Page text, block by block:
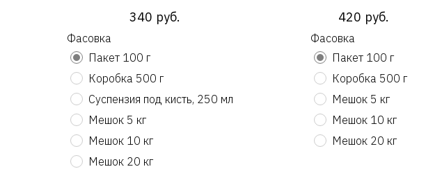
1100 «Железный крош»
340 руб.
Фасовка
Пакет 100 г
Коробка 500 г
Суспензия под кисть, 250 мл
Мешок 5 кг
Мешок 10 кг
Мешок 20 кг
«Между нами тает лёд»
420 руб.
Фасовка
Пакет 100 г
Коробка 500 г
Мешок 5 кг
Мешок 10 кг
Мешок 20 кг